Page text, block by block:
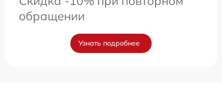
обращении
Узнать подробнее